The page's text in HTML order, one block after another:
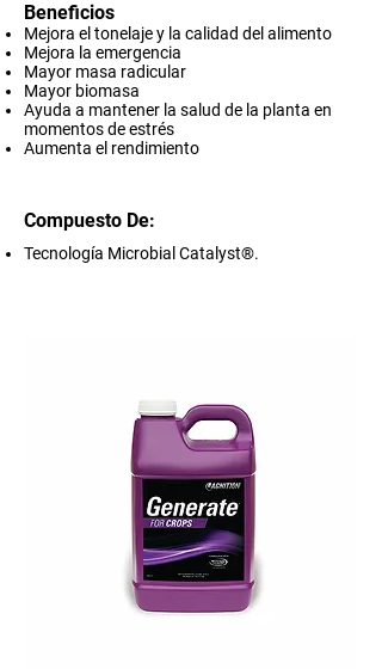
Beneficios
Mejora el tonelaje y la calidad del alimento
Mejora la emergencia
Mayor masa radicular
Mayor biomasa
Ayuda a mantener la salud de la planta en
momentos de estrés
Aumenta el rendimiento
Compuesto De:
Tecnología Microbial Catalyst®.